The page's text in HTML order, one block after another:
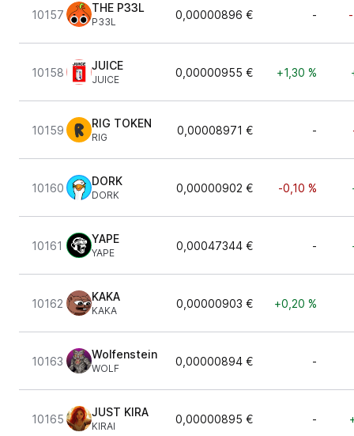
10157
THE P33L
P33L
0,00000896 € -
10158
JUICE
JUICE
0,00000955 € +1,30 %
10159
RIG TOKEN
RIG
0,00008971 € -
10160
DORK
DORK
0,00000902 € -0,10 %
10161
YAPE
YAPE
0,00047344 € -
10162
KAKA
KAKA
0,00000903 € +0,20 %
10163
Wolfenstein
WOLF
0,00000894 € -
10165
JUST KIRA
KIRAI
0,00000895 € -